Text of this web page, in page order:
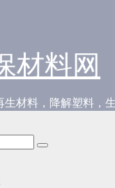
材料网
生材料，降解塑料，